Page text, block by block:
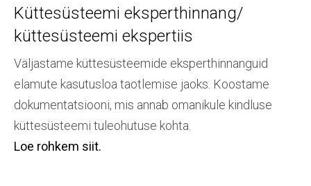
Küttesüsteemi eksperthinnang/
küttesüsteemi ekspertiis
Väljastame küttesüsteemide eksperthinnanguid
elamute kasutusloa taotlemise jaoks. Koostame
dokumentatsiooni, mis annab omanikule kindluse
küttesüsteemi tuleohutuse kohta.
Loe rohkem siit.